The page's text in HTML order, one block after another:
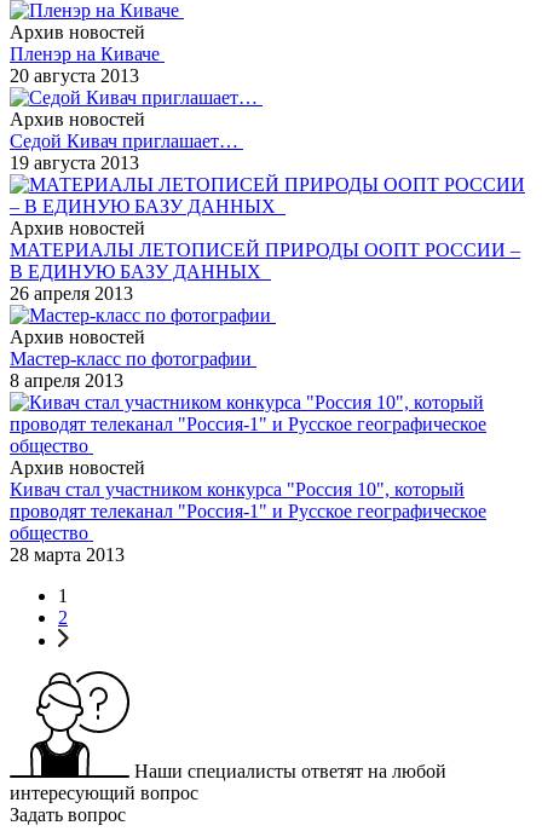
Архив новостей
Пленэр на Киваче
20 августа 2013
Архив новостей
Седой Кивач приглашает…
19 августа 2013
Архив новостей
МАТЕРИАЛЫ ЛЕТОПИСЕЙ ПРИРОДЫ ООПТ РОССИИ –
В ЕДИНУЮ БАЗУ ДАННЫХ
26 апреля 2013
Архив новостей
Мастер-класс по фотографии
8 апреля 2013
Архив новостей
Кивач стал участником конкурса "Россия 10", который
проводят телеканал "Россия-1" и Русское географическое
общество
28 марта 2013
1
2
Наши специалисты ответят на любой
интересующий вопрос
Задать вопрос